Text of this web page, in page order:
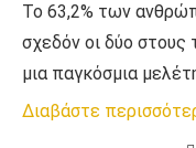
Το 63,2% των
σχεδόν οι δύο στους
μια παγκόσμια
Διαβάστε